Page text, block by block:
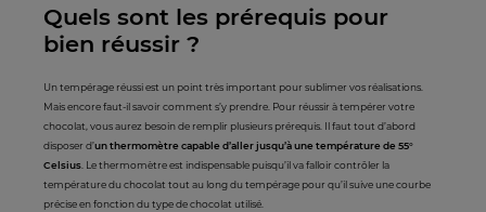
Quels sont les prérequis pour
bien réussir ?
Un tempérage réussi est un point très important pour sublimer vos réalisations.
Mais encore faut-il savoir comment s’y prendre. Pour réussir à tempérer votre
chocolat, vous aurez besoin de remplir plusieurs prérequis. Il faut tout d’abord
disposer d’un thermomètre capable d’aller jusqu’à une température de 55°
Celsius. Le thermomètre est indispensable puisqu’il va falloir contrôler la
température du chocolat tout au long du tempérage pour qu’il suive une courbe
précise en fonction du type de chocolat utilisé.